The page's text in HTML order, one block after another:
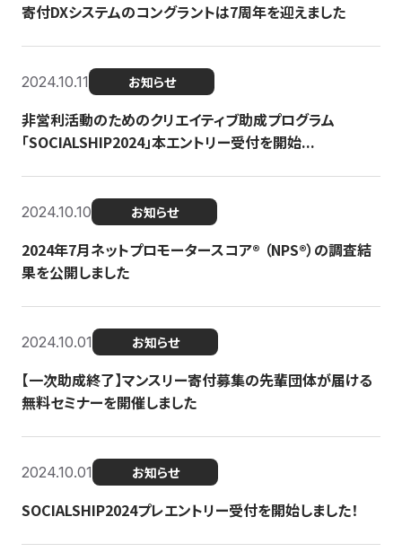
寄付DXシステムのコングラントは7周年を迎えました
2024.10.11 お知らせ
非営利活動のためのクリエイティブ助成プログラム
「SOCIALSHIP2024」本エントリー受付を開始...
2024.10.10 お知らせ
2024年7月ネットプロモータースコア®︎ （NPS®︎）の調査結
果を公開しました
2024.10.01 お知らせ
【一次助成終了】マンスリー寄付募集の先輩団体が届ける
無料セミナーを開催しました
2024.10.01 お知らせ
SOCIALSHIP2024プレエントリー受付を開始しました！